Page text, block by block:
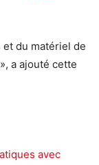
et du matériel de
a ajouté cette
avec